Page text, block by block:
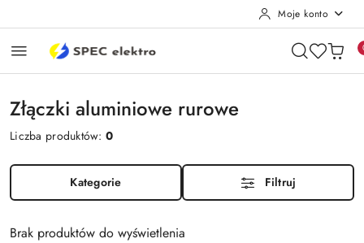
Moje konto
Złączki aluminiowe rurowe
Liczba produktów:0
Kategorie Filtruj
Brak produktów do wyświetlenia